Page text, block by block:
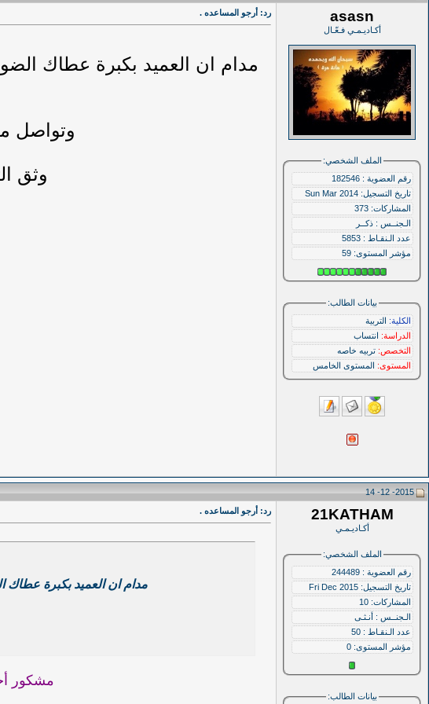
asasn
أكـاديـمـي فـعّـال
الملف الشخصي:
رقم العضوية : 182546
تاريخ التسجيل: Sun Mar 2014
المشاركات: 373
الـجنــس : ذكــر
عدد الـنقـاط : 5853
مؤشر المستوى: 59
بيانات الطالب:
الكلية: التربية
الدراسة: انتساب
التخصص: تربيه خاصه
المستوى: المستوى الخامس
رد: أرجو المساعده .
مدام ان العميد بكبرة عطاك
وتواصل
وثق
2015- 12- 14
21KATHAM
أكـاديـمـي
الملف الشخصي:
رقم العضوية : 244489
تاريخ التسجيل: Fri Dec 2015
المشاركات: 10
الـجنــس : أنـثـى
عدد الـنقـاط : 50
مؤشر المستوى: 0
بيانات الطالب:
رد: أرجو المساعده .
مدام ان العميد بكبرة
مشكور